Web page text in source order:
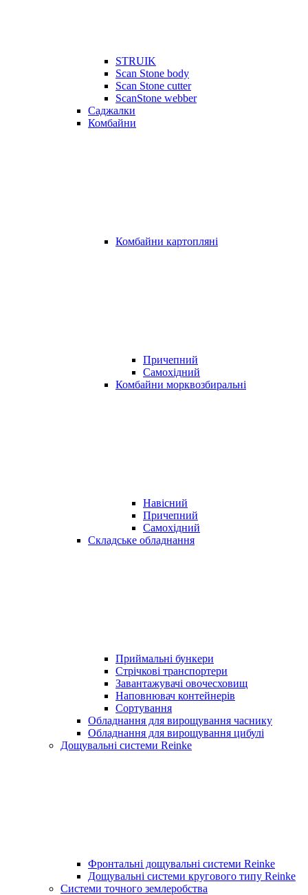
STRUIK
Scan Stone body
Scan Stone cutter
ScanStone webber
Саджалки
Комбайни
Комбайни картопляні
Причепний
Самохідний
Комбайни морквозбиральні
Навісний
Причепний
Самохідний
Складське обладнання
Приймальні бункери
Стрічкові транспортери
Завантажувачі овочесховищ
Наповнювач контейнерів
Сортування
Обладнання для вирощування часнику
Обладнання для вирощування цибулі
Дощувальні системи Reinke
Фронтальні дощувальні системи Reinke
Дощувальні системи кругового типу Reinke
Системи точного землеробства